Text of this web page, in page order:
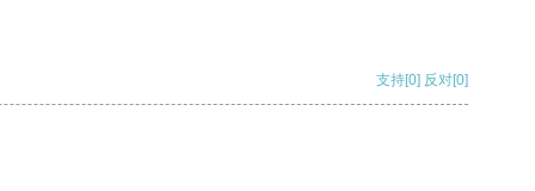
支持[0] 反对[0]